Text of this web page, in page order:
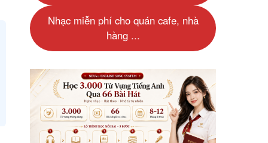
Nhạc miễn phí cho quán cafe, nhà
hàng ...